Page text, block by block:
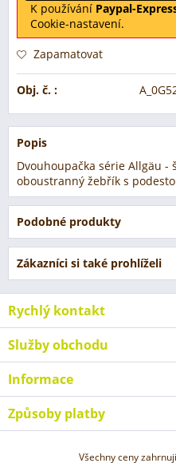
K používání Paypal-
Cookie-nastavení.
Zapamatovat
Obj. č. :
Popis
Dvouhoupačka série Allgäu -
oboustranný žebřík s
Podobné produkty
Zákazníci si také prohlíželi
Rychlý kontakt
Služby obchodu
Informace
Způsoby platby
Všechny ceny